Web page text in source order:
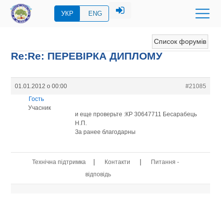
УКР ENG
Список форумів
Re:Re: ПЕРЕВIРКА ДИПЛОМУ
01.01.2012 о 00:00
#21085
Гость
Учасник
и еще проверьте :КР 30647711 Бесарабець
Н.П.
За ранее благодарны
Технічна підтримка | Контакти |
Питання -
відповідь